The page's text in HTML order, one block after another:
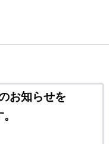
お知らせを